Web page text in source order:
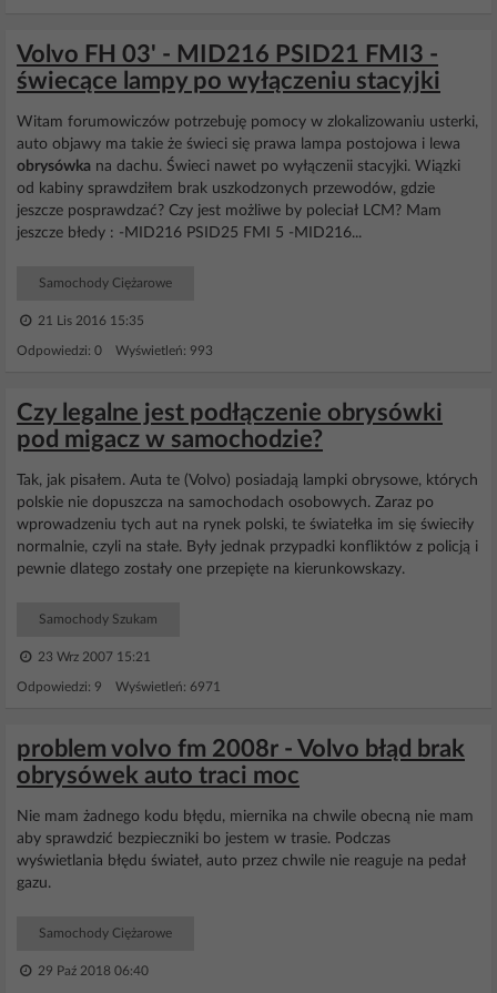
Volvo FH 03' - MID216 PSID21 FMI3 -
świecące lampy po wyłączeniu stacyjki
Witam forumowiczów potrzebuję pomocy w zlokalizowaniu usterki,
auto objawy ma takie że świeci się prawa lampa postojowa i lewa
obrysówka na dachu. Świeci nawet po wyłączenii stacyjki. Wiązki
od kabiny sprawdziłem brak uszkodzonych przewodów, gdzie
jeszcze posprawdzać? Czy jest możliwe by poleciał LCM? Mam
jeszcze błedy : -MID216 PSID25 FMI 5 -MID216...
Samochody Ciężarowe
21 Lis 2016 15:35
Odpowiedzi: 0 Wyświetleń: 993
Czy legalne jest podłączenie obrysówki
pod migacz w samochodzie?
Tak, jak pisałem. Auta te (Volvo) posiadają lampki obrysowe, których
polskie nie dopuszcza na samochodach osobowych. Zaraz po
wprowadzeniu tych aut na rynek polski, te światełka im się świeciły
normalnie, czyli na stałe. Były jednak przypadki konfliktów z policją i
pewnie dlatego zostały one przepięte na kierunkowskazy.
Samochody Szukam
23 Wrz 2007 15:21
Odpowiedzi: 9 Wyświetleń: 6971
problem volvo fm 2008r - Volvo błąd brak
obrysówek auto traci moc
Nie mam żadnego kodu błędu, miernika na chwile obecną nie mam
aby sprawdzić bezpieczniki bo jestem w trasie. Podczas
wyświetlania błędu świateł, auto przez chwile nie reaguje na pedał
gazu.
Samochody Ciężarowe
29 Paź 2018 06:40